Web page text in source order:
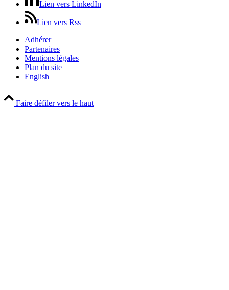
Lien vers LinkedIn
Lien vers Rss
Adhérer
Partenaires
Mentions légales
Plan du site
English
Faire défiler vers le haut